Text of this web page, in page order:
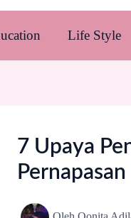
Life Style
7 Upaya